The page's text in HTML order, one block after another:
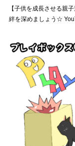
【子供を成長させる親
絆を深めましょう☆